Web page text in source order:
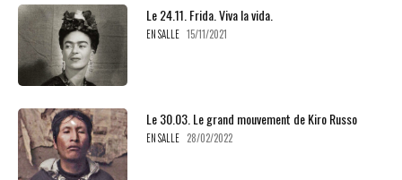
Le 24.11. Frida. Viva la vida.
EN SALLE 15/11/2021
Le 30.03. Le grand mouvement de Kiro Russo
EN SALLE 28/02/2022